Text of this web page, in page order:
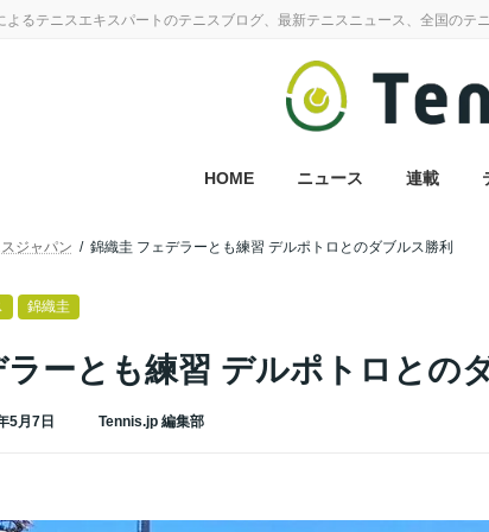
よるテニスエキスパートのテニスブログ、最新テニスニュース、全国の
HOME ニュース 連載
錦織圭
ーとも練習 デルポトロとの
5月7日 Tennis.jp 編集部
ジャパン 錦織圭 フェデラーとも練習 デルポトロとのダブルス勝利